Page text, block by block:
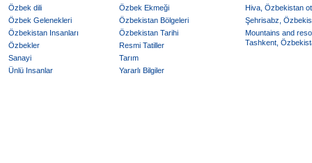
Özbek dili
Özbek Ekmeği
Özbek Gelenekleri
Özbekistan Bölgeleri
Özbekistan Insanları
Özbekistan Tarihi
Özbekler
Resmi Tatiller
Sanayi
Tarım
Ünlü Insanlar
Yararlı Bilgiler
Hiva, Özbekistan
Şehrisabz,
Mountains and
Tashkent,